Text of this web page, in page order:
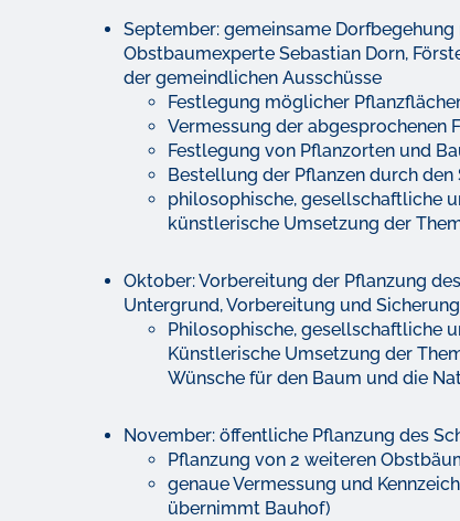
September: gemeinsame Dorfbegehung
Obstbaumexperte Sebastian Dorn,
der gemeindlichen Ausschüsse
Festlegung möglicher
Vermessung der abgesprochenen
Festlegung von Pflanzorten und
Bestellung der Pflanzen durch den
philosophische, gesellschaftliche
künstlerische Umsetzung der
Oktober: Vorbereitung der Pflanzung
Untergrund, Vorbereitung und
Philosophische, gesellschaftliche
Künstlerische Umsetzung der
Wünsche für den Baum und die
November: öffentliche Pflanzung des
Pflanzung von 2 weiteren
genaue Vermessung und
übernimmt Bauhof)